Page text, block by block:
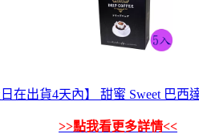
在出貨4天內】 甜蜜 Sweet 巴西
>>點我看更多詳情<<